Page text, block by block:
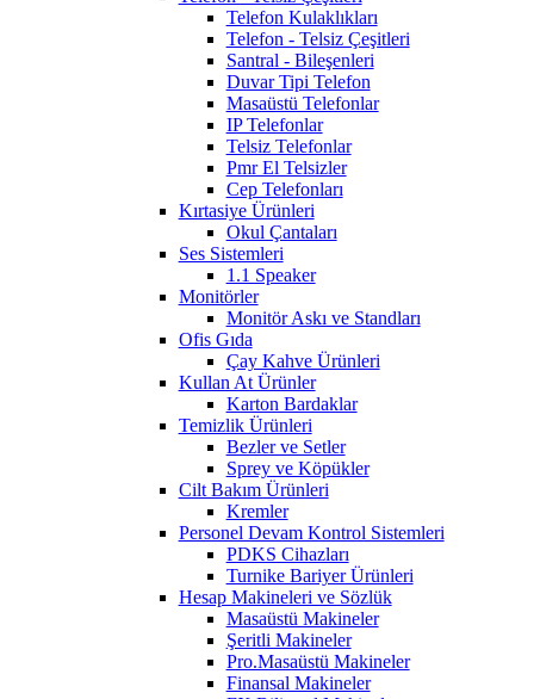
Telefon Kulaklıkları
Telefon - Telsiz Çeşitleri
Santral - Bileşenleri
Duvar Tipi Telefon
Masaüstü Telefonlar
IP Telefonlar
Telsiz Telefonlar
Pmr El Telsizler
Cep Telefonları
Kırtasiye Ürünleri
Okul Çantaları
Ses Sistemleri
1.1 Speaker
Monitörler
Monitör Askı ve Standları
Ofis Gıda
Çay Kahve Ürünleri
Kullan At Ürünler
Karton Bardaklar
Temizlik Ürünleri
Bezler ve Setler
Sprey ve Köpükler
Cilt Bakım Ürünleri
Kremler
Personel Devam Kontrol Sistemleri
PDKS Cihazları
Turnike Bariyer Ürünleri
Hesap Makineleri ve Sözlük
Masaüstü Makineler
Şeritli Makineler
Pro.Masaüstü Makineler
Finansal Makineler